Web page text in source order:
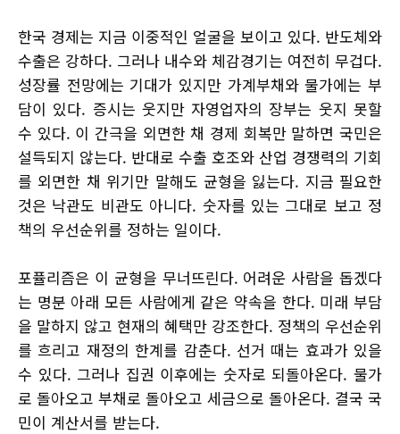
한국 경제는 지금 이중적인 얼굴을 보이고 있다. 반도체와
수출은 강하다. 그러나 내수와 체감경기는 여전히 무겁다.
성장률 전망에는 기대가 있지만 가계부채와 물가에는 부
담이 있다. 증시는 웃지만 자영업자의 장부는 웃지 못할
수 있다. 이 간극을 외면한 채 경제 회복만 말하면 국민은
설득되지 않는다. 반대로 수출 호조와 산업 경쟁력의 기회
를 외면한 채 위기만 말해도 균형을 잃는다. 지금 필요한
것은 낙관도 비관도 아니다. 숫자를 있는 그대로 보고 정
책의 우선순위를 정하는 일이다.
포퓰리즘은 이 균형을 무너뜨린다. 어려운 사람을 돕겠다
는 명분 아래 모든 사람에게 같은 약속을 한다. 미래 부담
을 말하지 않고 현재의 혜택만 강조한다. 정책의 우선순위
를 흐리고 재정의 한계를 감춘다. 선거 때는 효과가 있을
수 있다. 그러나 집권 이후에는 숫자로 되돌아온다. 물가
로 돌아오고 부채로 돌아오고 세금으로 돌아온다. 결국 국
민이 계산서를 받는다.